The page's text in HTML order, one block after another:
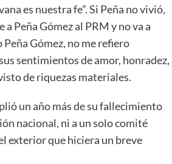
es nuestra fe”. Si Peña no vivió,
Peña Gómez al PRM y no va a
Gómez, no me refiero
sentimientos de amor, honradez,
de riquezas materiales.
un año más de su fallecimiento
nacional, ni a un solo comité
exterior que hiciera un breve